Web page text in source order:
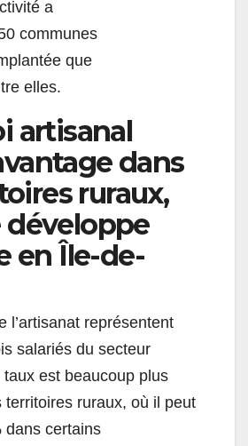
a
communes
que
elles.
artisanal
dans
ruraux,
développe
en Île-de-
l’artisanat représentent
salariés du secteur
taux est beaucoup plus
territoires ruraux, où il peut
dans certains